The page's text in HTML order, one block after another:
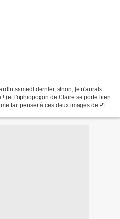
samedi dernier, sinon, je n'aurais
(et l'ophiopogon de Claire se porte bien
fait penser à ces deux images de P'tite